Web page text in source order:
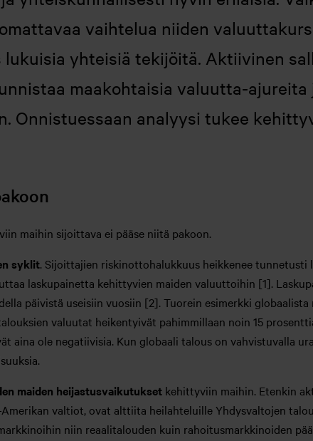
vaihtelua niiden
yhteisiä tekijöitä. Aktiivinen
maakohtaisia valuutta-ajureita
Onnistuessaan analyysi tukee
maihin sijoittava ei pääse niitä pakoon.
syklit. Sijoittajien riskinottohalukkuus heikkenee tunnetusti
laskupainetta kehittyvien maiden valuuttoihin [1].
päivistä useisiin vuosiin [2]. Tuorein esimerkki globaalista
valuutat heikentyivät pahimmillaan noin 15
aina ole negatiivisia. Kun globaali talous on vahvistuvalla
maiden heijastusvaikutuksetkehittyviin maihin. Etenkin
valtiot, ovat alttiita heilahteluille Yhdysvaltojen
niin reaalitalouden kuin rahoitusmarkkinoiden